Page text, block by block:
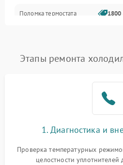
Поломка термостата 1800
Поломка системы No Frost 2600
работе
2000
Этапы ремонта
1. Диагностика и
Проверка температурных
целостности